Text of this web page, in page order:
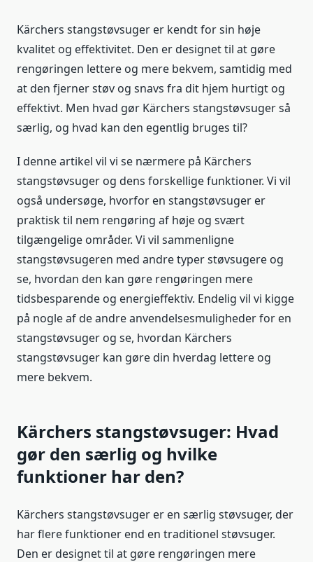
Kärchers stangstøvsuger er kendt for sin høje
kvalitet og effektivitet. Den er designet til at gøre
rengøringen lettere og mere bekvem, samtidig med
at den fjerner støv og snavs fra dit hjem hurtigt og
effektivt. Men hvad gør Kärchers stangstøvsuger så
særlig, og hvad kan den egentlig bruges til?
I denne artikel vil vi se nærmere på Kärchers
stangstøvsuger og dens forskellige funktioner. Vi vil
også undersøge, hvorfor en stangstøvsuger er
praktisk til nem rengøring af høje og svært
tilgængelige områder. Vi vil sammenligne
stangstøvsugeren med andre typer støvsugere og
se, hvordan den kan gøre rengøringen mere
tidsbesparende og energieffektiv. Endelig vil vi kigge
på nogle af de andre anvendelsesmuligheder for en
stangstøvsuger og se, hvordan Kärchers
stangstøvsuger kan gøre din hverdag lettere og
mere bekvem.
Kärchers stangstøvsuger: Hvad
gør den særlig og hvilke
funktioner har den?
Kärchers stangstøvsuger er en særlig støvsuger, der
har flere funktioner end en traditionel støvsuger.
Den er designet til at gøre rengøringen mere